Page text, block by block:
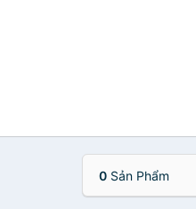
0 Sản Phẩm